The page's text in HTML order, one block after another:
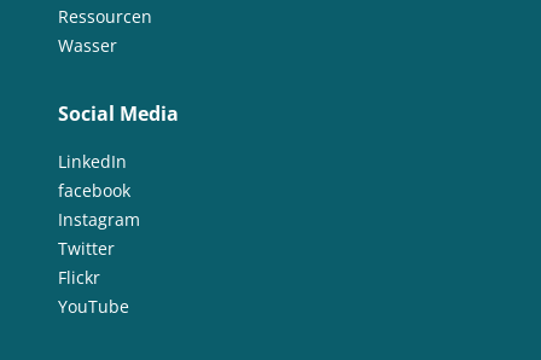
Ressourcen
Wasser
Social Media
LinkedIn
facebook
Instagram
Twitter
Flickr
YouTube